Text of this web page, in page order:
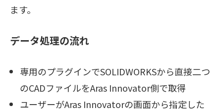
ます。
データ処理の流れ
専用のプラグインでSOLIDWORKSから直接二つ
のCADファイルをAras Innovator側で取得
ユーザーがAras Innovatorの画面から指定した